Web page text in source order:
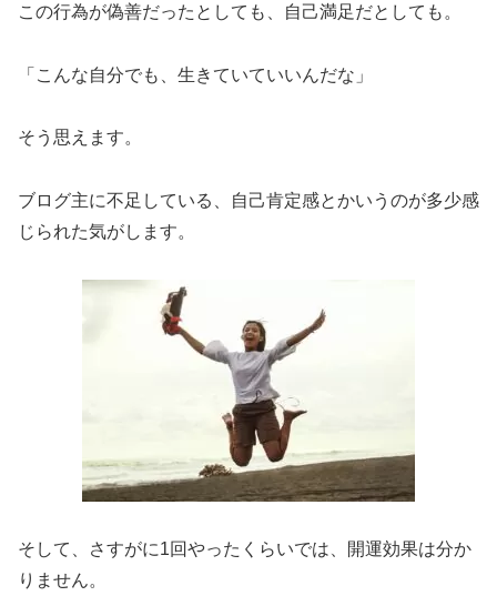
この行為が偽善だったとしても、自己満足だとしても。
「こんな自分でも、生きていていいんだな」
そう思えます。
ブログ主に不足している、自己肯定感とかいうのが多少感
じられた気がします。
そして、さすがに1回やったくらいでは、開運効果は分か
りません。